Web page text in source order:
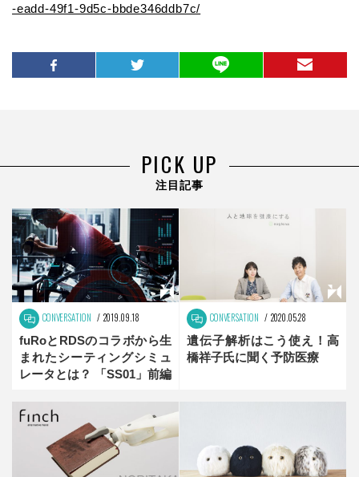
-eadd-49f1-9d5c-bbde346ddb7c/
PICK UP
注目記事
CONVERSATION 2019.09.18
fuRoとRDSのコラボから生
まれたシーティングシミュ
レータとは？ 「SS01」前編
CONVERSATION 2020.05.28
遺伝子解析はこう使え！高
橋祥子氏に聞く予防医療